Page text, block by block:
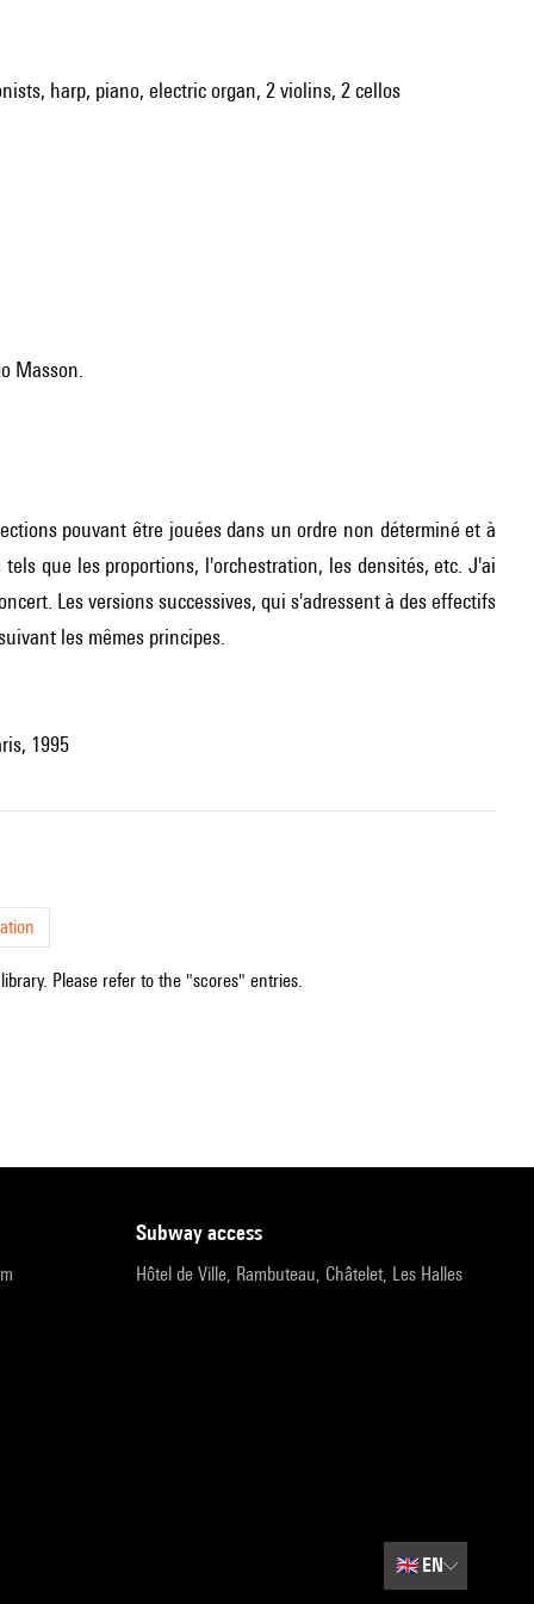
harp, piano, electric organ, 2 violins, 2 cellos
Masson.
pouvant être jouées dans un ordre non déterminé et à
que les proportions, l'orchestration, les densités, etc. J'ai
Les versions successives, qui s'adressent à des effectifs
les mêmes principes.
1995
Please refer to the "scores" entries.
subway access
Hôtel de Ville, Rambuteau, Châtelet, Les Halles
🇬🇧EN